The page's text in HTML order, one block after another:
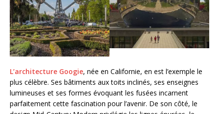
L’architecture Googie, née en Californie, en est l’exemple le
plus célèbre. Ses bâtiments aux toits inclinés, ses enseignes
lumineuses et ses formes évoquant les fusées incarnent
parfaitement cette fascination pour l’avenir. De son côté, le